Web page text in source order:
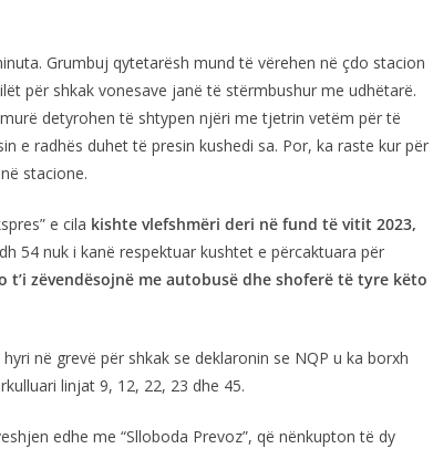
Grumbuj qytetarësh mund të vërehen në çdo stacion
për shkak vonesave janë të stërmbushur me udhëtarë.
detyrohen të shtypen njëri me tjetrin vetëm për të
e radhës duhet të presin kushedi sa. Por, ka raste kur për
stacione.
e cila kishte vlefshmëri deri në fund të vitit 2023,
54 nuk i kanë respektuar kushtet e përcaktuara për
t’i zëvendësojnë me autobusë dhe shoferë të tyre këto
në grevë për shkak se deklaronin se NQP u ka borxh
linjat 9, 12, 22, 23 dhe 45.
edhe me “Slloboda Prevoz”, që nënkupton të dy